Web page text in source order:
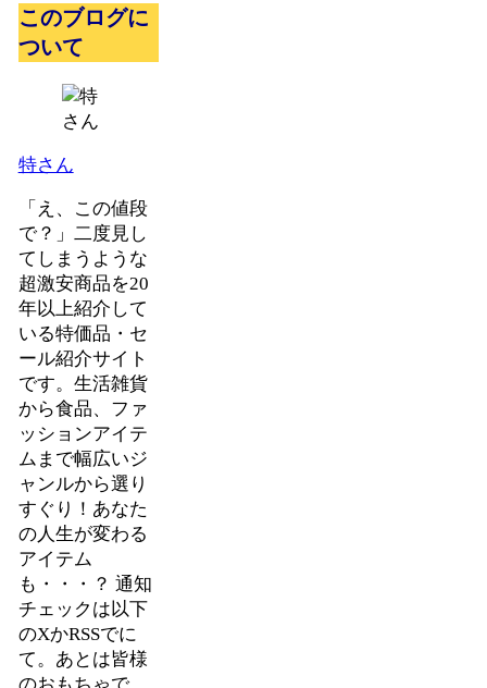
このブログに
ついて
特さん
「え、この値段
で？」二度見し
てしまうような
超激安商品を20
年以上紹介して
いる特価品・セ
ール紹介サイト
です。生活雑貨
から食品、ファ
ッションアイテ
ムまで幅広いジ
ャンルから選り
すぐり！あなた
の人生が変わる
アイテム
も・・・？ 通知
チェックは以下
のXかRSSでに
て。あとは皆様